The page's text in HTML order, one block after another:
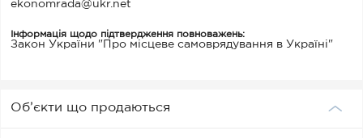
ekonomrada@ukr.net
Інформація щодо підтвердження повноважень:
Закон України "Про місцеве самоврядування в Україні"
Об’єкти що продаються